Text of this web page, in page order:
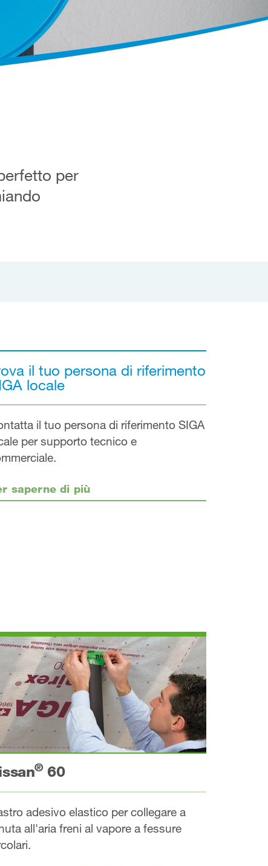
per
il tuo persona di riferimento
locale
il tuo persona di riferimento SIGA
per supporto tecnico e
saperne di più
®60
adesivo elastico per collegare a
all'aria freni al vapore a fessure